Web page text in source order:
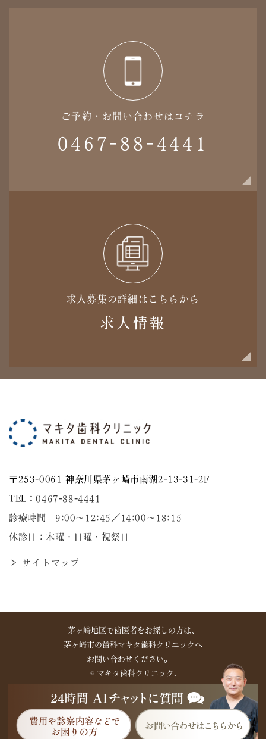
ご予約・お問い合わせはコチラ
0467-88-4441
求人募集の詳細はこちらから
求人情報
〒253-0061 神奈川県茅ヶ崎市南湖2-13-31-2F
TEL：0467-88-4441
診療時間 9:00～12:45／14:00〜18:15
休診日：木曜・日曜・祝祭日
＞ サイトマップ
茅ヶ崎地区で歯医者をお探しの方は、
茅ヶ崎市の歯科マキタ歯科クリニックへ
お問い合わせください。
©︎ マキタ歯科クリニック.